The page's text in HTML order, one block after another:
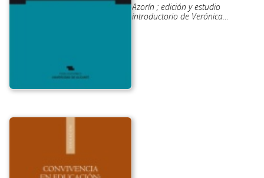
Azorín ; edición y estudio
introductorio de Verónica